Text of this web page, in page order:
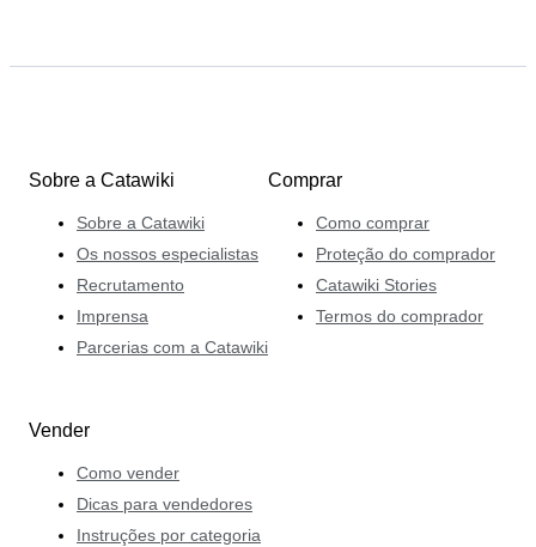
Sobre a Catawiki
Sobre a Catawiki
Os nossos especialistas
Recrutamento
Imprensa
Parcerias com a Catawiki
Comprar
Como comprar
Proteção do comprador
Catawiki Stories
Termos do comprador
Vender
Como vender
Dicas para vendedores
Instruções por categoria